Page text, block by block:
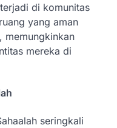
di komunitas
yang aman
memungkinkan
mereka di
seringkali